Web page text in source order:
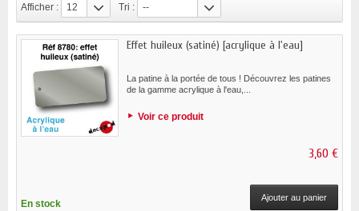
Afficher : 12 Tri : --
Effet huileux (satiné) [acrylique à l'eau]
La patine à la portée de tous ! Découvrez les patines
de la gamme acrylique à l'eau,...
Voir ce produit
3,60 €
En stock
Ajouter au panier